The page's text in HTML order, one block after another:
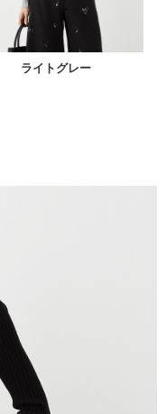
ライトグレー